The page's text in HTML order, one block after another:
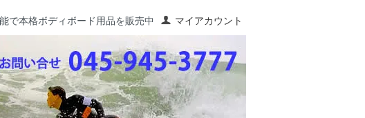
で本格ボディボード用品を販売中 マイアカウント